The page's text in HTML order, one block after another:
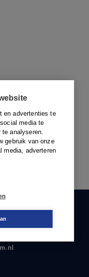
en advertenties te
media te
te analyseren.
gebruik van onze
media, adverteren
ontvankelijk